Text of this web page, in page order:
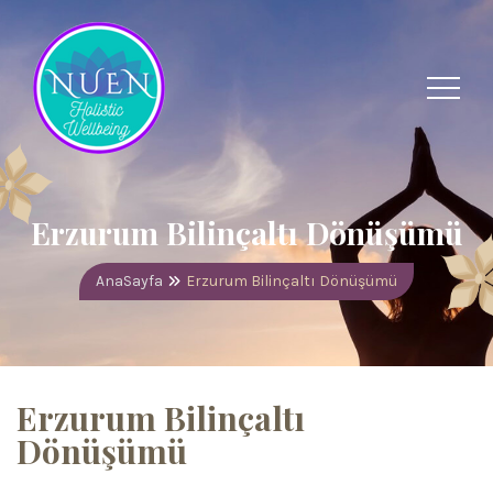
Erzurum Bilinçaltı Dönüşümü
AnaSayfa Erzurum Bilinçaltı Dönüşümü
Erzurum Bilinçaltı
Dönüşümü